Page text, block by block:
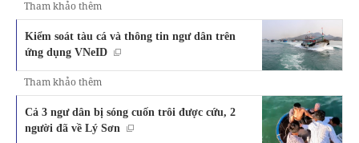
Tham khảo thêm
Kiểm soát tàu cá và thông tin ngư dân trên
ứng dụng VNeID
Tham khảo thêm
Cả 3 ngư dân bị sóng cuốn trôi được cứu, 2
người đã về Lý Sơn